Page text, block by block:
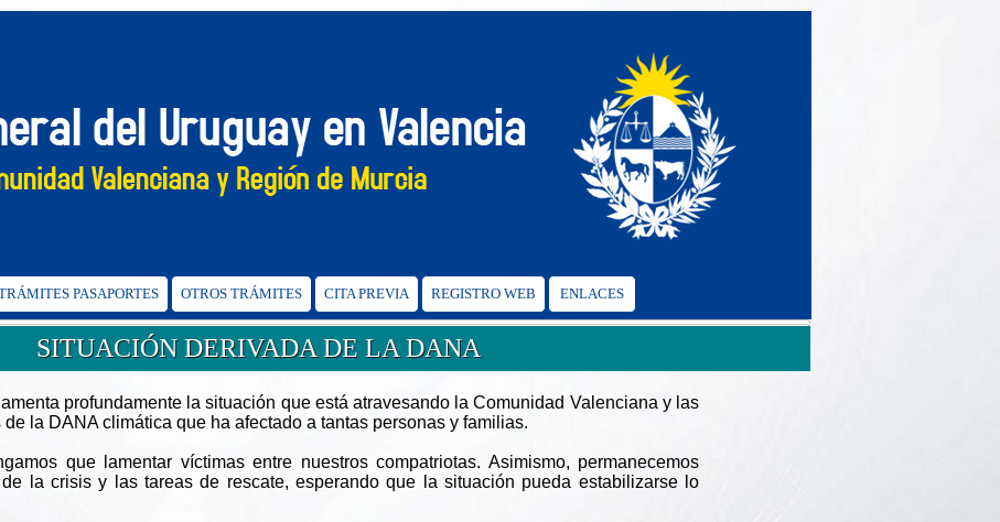
PASAPORTES OTROS TRÁMITES CITA PREVIA REGISTRO WEB ENLACES
SITUACIÓN DERIVADA DE LA DANA
profundamente la situación que está atravesando la Comunidad Valenciana y las
la DANA climática que ha afectado a tantas personas y familias.
que lamentar víctimas entre nuestros compatriotas. Asimismo, permanecemos
la crisis y las tareas de rescate, esperando que la situación pueda estabilizarse lo